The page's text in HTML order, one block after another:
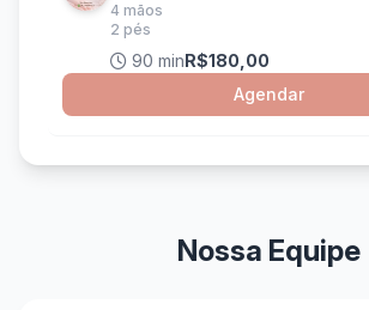
4 mãos
2 pés
90 minR$180,00
Agendar
Nossa Equipe